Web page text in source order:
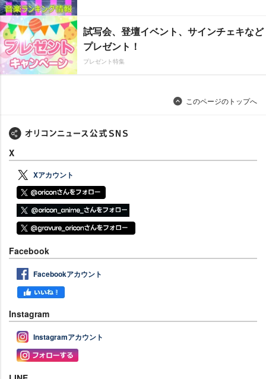
試写会、登壇イベント、サインチェキなど
プレゼント！
プレゼント特集
このページのトップへ
X
Xアカウント
Facebook
Facebookアカウント
Instagram
Instagramアカウント